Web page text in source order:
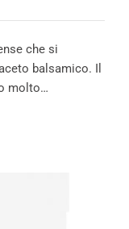
che si
balsamico. Il
molto…